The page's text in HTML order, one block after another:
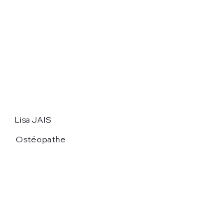
Lisa JAIS
Ostéopathe